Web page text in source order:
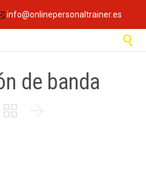
info@onlinepersonaltrainer.es

de banda
 